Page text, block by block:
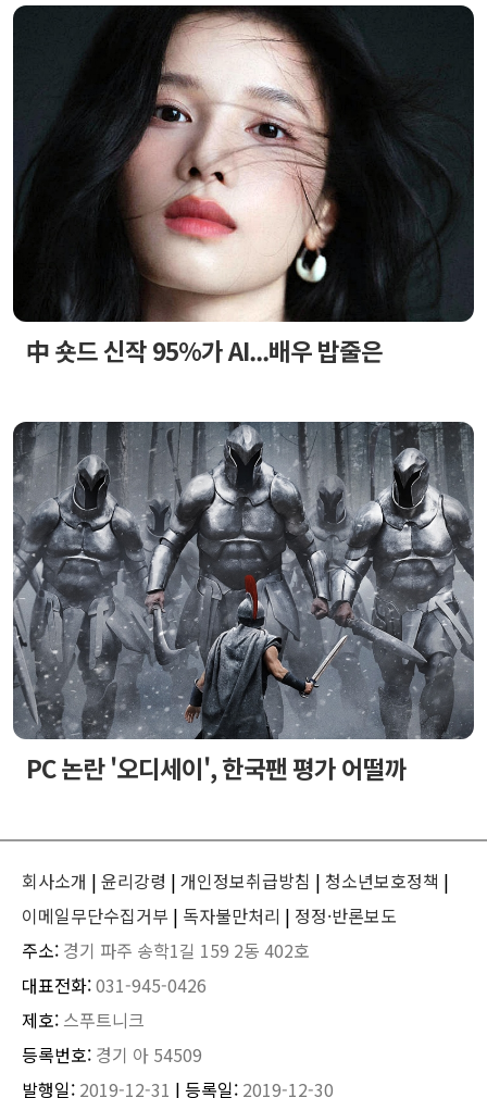
中 숏드 신작 95%가 AI...배우 밥줄은
PC 논란 '오디세이', 한국팬 평가 어떨까
회사소개 | 윤리강령 | 개인정보취급방침 | 청소년보호정책 |
이메일무단수집거부 | 독자불만처리 | 정정·반론보도
주소: 경기 파주 송학1길 159 2동 402호
대표전화:031-945-0426
제호: 스푸트니크
등록번호: 경기 아 54509
발행일: 2019-12-31 | 등록일: 2019-12-30